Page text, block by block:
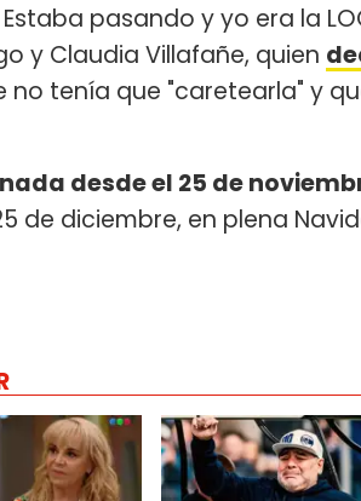
Estaba pasando y yo era la
y Claudia Villafañe, quien
no tenía que "caretearla" y
desde el 25 de
de diciembre, en plena